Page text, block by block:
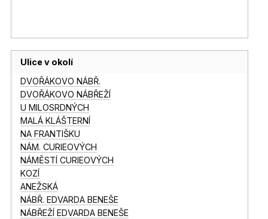
Ulice v okolí
DVOŘÁKOVO NÁBŘ.
DVOŘÁKOVO NÁBŘEŽÍ
U MILOSRDNÝCH
MALÁ KLÁŠTERNÍ
NA FRANTIŠKU
NÁM. CURIEOVÝCH
NÁMĚSTÍ CURIEOVÝCH
KOZÍ
ANEŽSKÁ
NÁBŘ. EDVARDA BENEŠE
NÁBŘEŽÍ EDVARDA BENEŠE